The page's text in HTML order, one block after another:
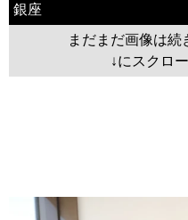
銀座
まだまだ画像は続
↓にスクロ